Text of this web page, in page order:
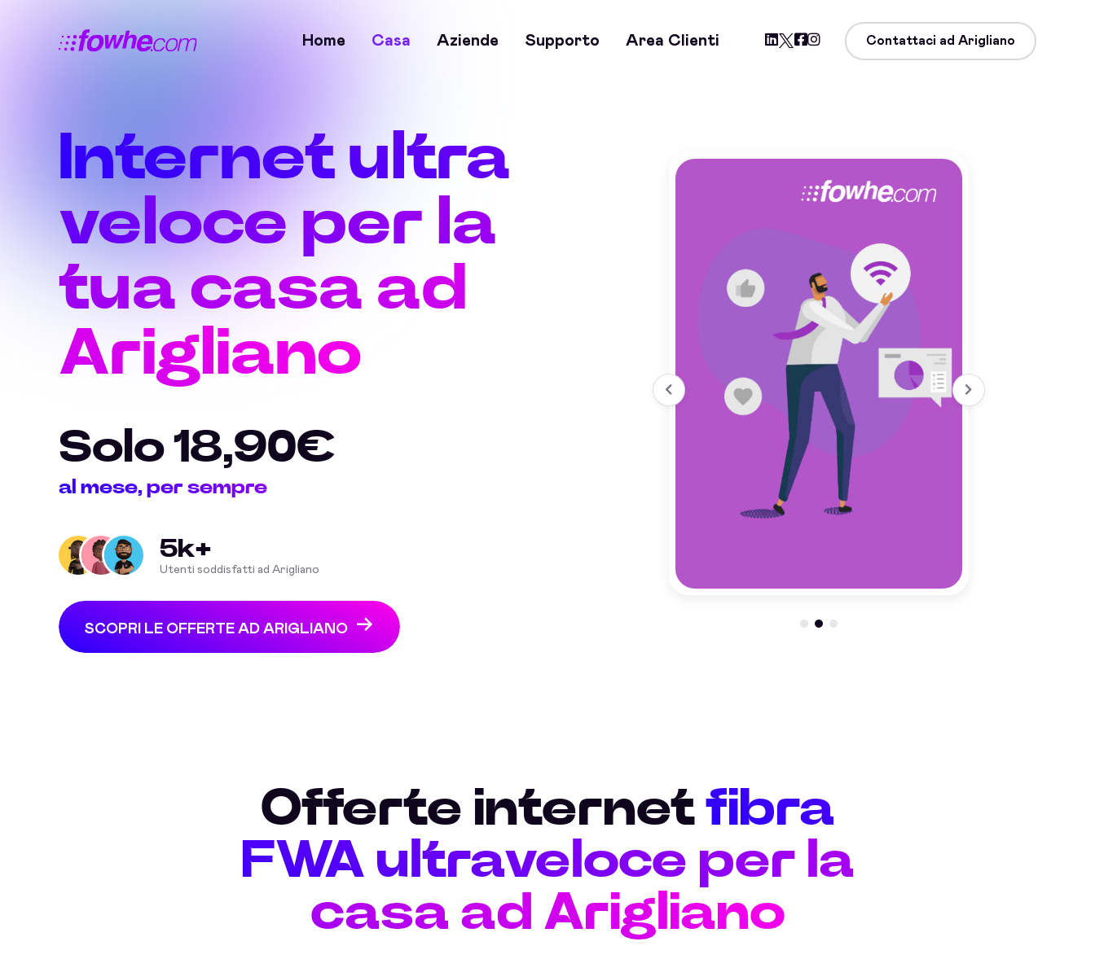
Home Casa Aziende Supporto Area Clienti Contattaci ad Arigliano
Internet ultra
veloce per la
tua casa ad
Arigliano
Solo 18,90€
al mese, per sempre
5k+
Utenti soddisfatti ad Arigliano
SCOPRI LE OFFERTE AD ARIGLIANO
Offerte internet fibra
FWA ultraveloce per la
casa ad Arigliano